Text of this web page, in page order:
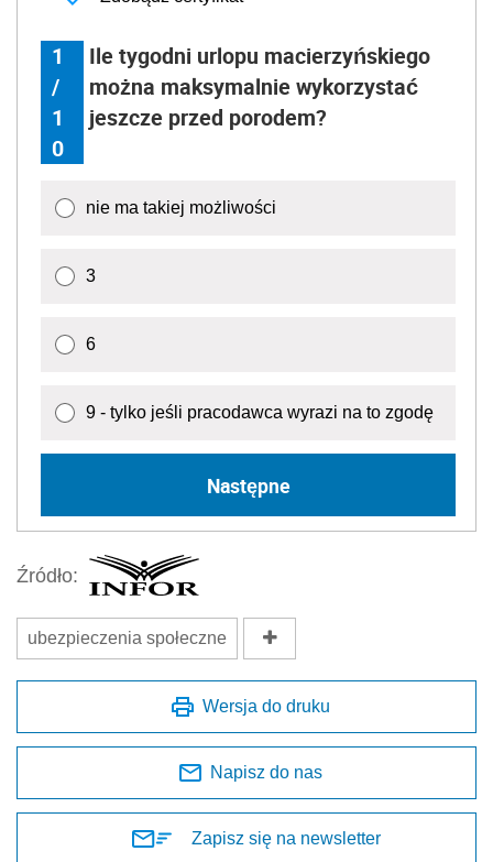
1
/
1
0
Ile tygodni urlopu macierzyńskiego
można maksymalnie wykorzystać
jeszcze przed porodem?
nie ma takiej możliwości
3
6
9 - tylko jeśli pracodawca wyrazi na to zgodę
Następne
Źródło:
ubezpieczenia społeczne
Wersja do druku
Napisz do nas
Zapisz się na newsletter